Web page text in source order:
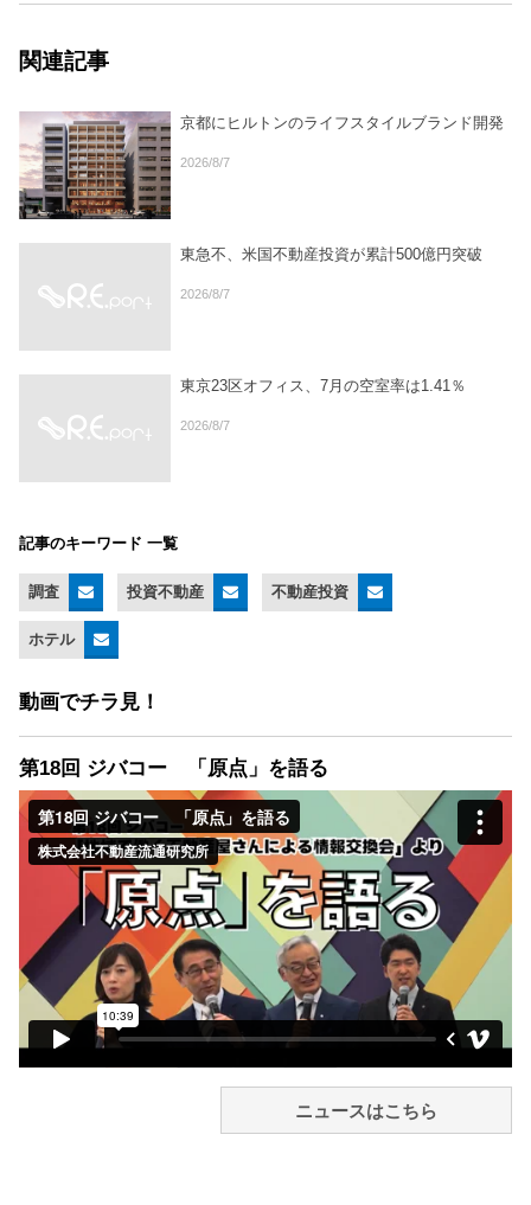
関連記事
京都にヒルトンのライフスタイルブランド開発
2026/8/7
東急不、米国不動産投資が累計500億円突破
2026/8/7
東京23区オフィス、7月の空室率は1.41％
2026/8/7
記事のキーワード 一覧
調査 投資不動産 不動産投資
ホテル
動画でチラ見！
第18回 ジバコー 「原点」を語る
ニュースはこちら